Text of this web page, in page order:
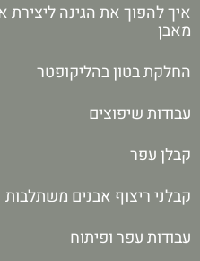
איך להפוך את הגינה ליצירת
מאבן
החלקת בטון בהליקופטר
עבודות שיפוצים
קבלן עפר
קבלני ריצוף אבנים משתלבות
עבודות עפר ופיתוח